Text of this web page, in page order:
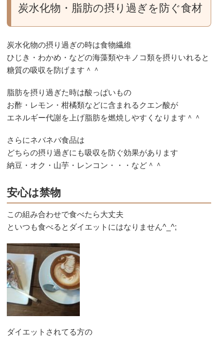
炭水化物・脂肪の摂り過ぎを防ぐ食材
炭水化物の摂り過ぎの時は食物繊維
ひじき・わかめ・などの海藻類やキノコ類を摂りいれると
糖質の吸収を防げます＾＾
脂肪を摂り過ぎた時は酸っぱいもの
お酢・レモン・柑橘類などに含まれるクエン酸が
エネルギー代謝を上げ脂肪を燃焼しやすくなります＾＾
さらにネバネバ食品は
どちらの摂り過ぎにも吸収を防ぐ効果があります
納豆・オク・山芋・レンコン・・・など＾＾
安心は禁物
この組み合わせで食べたら大丈夫
といつも食べるとダイエットにはなりません^_^;
ダイエットされてる方の